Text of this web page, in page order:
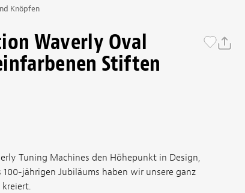
Knöpfen
Waverly Oval
Stiften
Tuning Machines den Höhepunkt in Design,
jährigen Jubiläums haben wir unsere ganz